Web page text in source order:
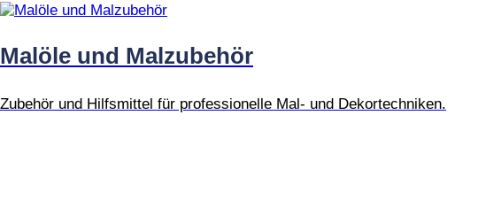
Malöle und Malzubehör
Zubehör und Hilfsmittel für professionelle Mal- und Dekortechniken.